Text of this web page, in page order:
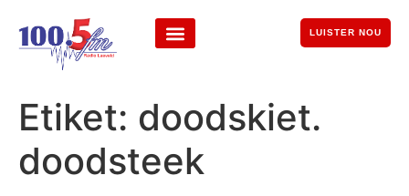
LUISTER NOU
Etiket: doodskiet.
doodsteek